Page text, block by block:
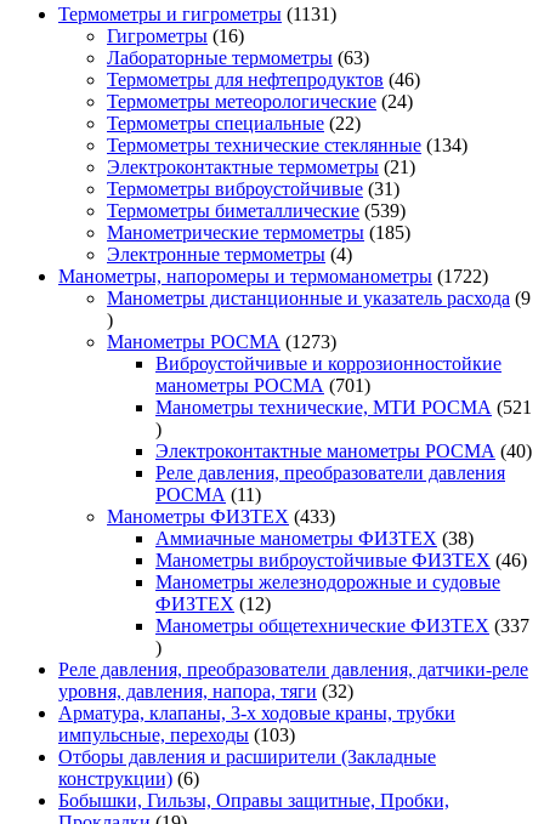
Термометры и гигрометры 11311131
Гигрометры 1616
товаров
Лабораторные термометры 6363
товара
Термометры для нефтепродуктов 4646
Термометры метеорологические 2424
Термометры специальные 2222
товара
Термометры технические стеклянные 134134
Электроконтактные термометры 2121
Термометры виброустойчивые 3131
товар
Термометры биметаллические 539539
товаров
Манометрические термометры 185185
Электронные термометры 44
товара
Манометры, напоромеры и термоманометры 17221722
товара
Манометры дистанционные и указатель расхода 9
9
товаров
Манометры РОСМА 12731273
товара
Виброустойчивые и коррозионностойкие
манометры РОСМА
701701
товар
Манометры технические, МТИ РОСМА
521
521
товар
Электроконтактные манометры РОСМА 4040
Реле давления, преобразователи давления
РОСМА
1111
товаров
Манометры ФИЗТЕХ 433433
товара
Аммиачные манометры ФИЗТЕХ 3838
товаров
Манометры виброустойчивые ФИЗТЕХ 4646
Манометры железнодорожные и судовые
ФИЗТЕХ
1212
товаров
Манометры общетехнические ФИЗТЕХ 337
337
товаров
Реле давления, преобразователи давления, датчики-реле
уровня, давления, напора, тяги 3232
товара
Арматура, клапаны, 3-х ходовые краны, трубки
импульсные, переходы 103103
товара
Отборы давления и расширители (Закладные
конструкции) 66
товаров
Бобышки, Гильзы, Оправы защитные, Пробки,